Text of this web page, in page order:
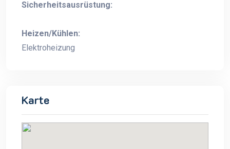
Sicherheitsausrüstung:
Heizen/Kühlen:
Elektroheizung
Karte